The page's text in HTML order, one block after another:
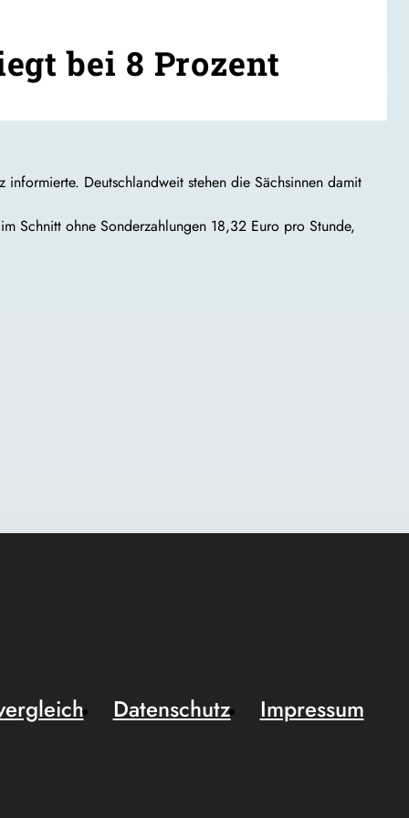
bei 8 Prozent
Deutschlandweit stehen die Sächsinnen damit
Schnitt ohne Sonderzahlungen 18,32 Euro pro Stunde,
Datenschutz
Impressum